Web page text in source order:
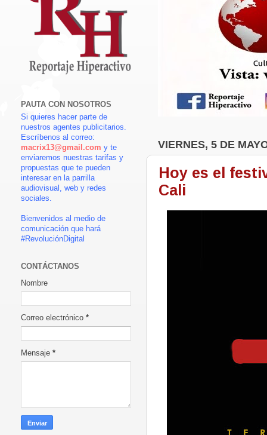
VIERNES, 5 DE
Hoy es el
Cali
PAUTA CON NOSOTROS
Si quieres hacer parte de
nuestros agentes publicitarios.
Escríbenos al correo:
macrix13@gmail.com y te
enviaremos nuestras tarifas y
propuestas que te pueden
interesar en la parrilla
audiovisual, web y redes
sociales.
Bienvenidos al medio de
comunicación que hará
#RevoluciónDigital
CONTÁCTANOS
Nombre
Correo electrónico *
Mensaje *